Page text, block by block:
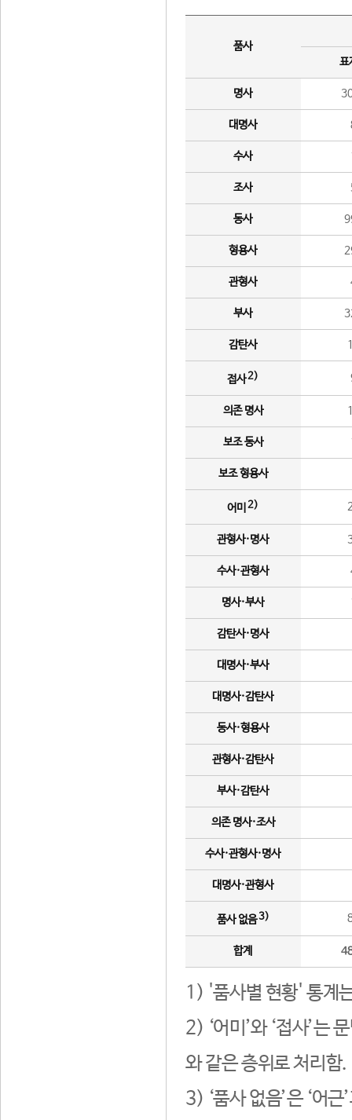
품사
표
명사
대명사
수사
조사
동사
형용사
관형사
부사
감탄사
접사2)
의존 명사
보조 동사
보조 형용사
어미 2)
관형사·명사
수사·관형사
명사·부사
감탄사·명사
대명사·부사
대명사·감탄사
동사·형용사
관형사·감탄사
부사·감탄사
의존 명사·조사
수사·관형사·명사
대명사·관형사
품사 없음3)
합계
1) '품사별 현황' 통계
2) ‘어미’와 ‘접사’는
와 같은 층위로 처리함.
3) ‘품사 없음’은 ‘어